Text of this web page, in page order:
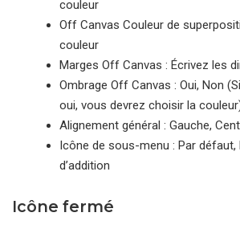
couleur
Off Canvas Couleur de
couleur
Marges Off Canvas : Écrivez les
Ombrage Off Canvas : Oui, Non
oui, vous devrez choisir la
Alignement général : Gauche,
Icône de sous-menu : Par défaut,
d’addition
Icône fermé